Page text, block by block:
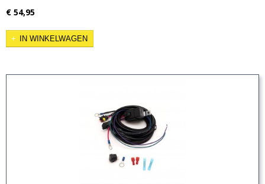
€ 54,95
IN WINKELWAGEN